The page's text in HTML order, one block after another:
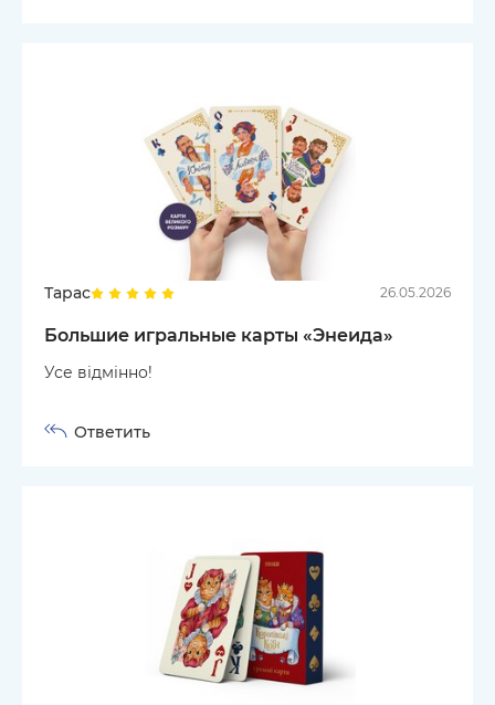
Тарас 26.05.2026
Большие игральные карты «Энеида»
Усе відмінно!
Ответить